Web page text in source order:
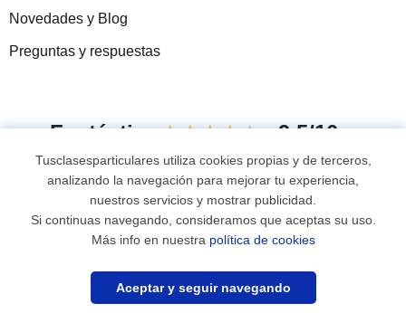
Recibe nuevos alumnos
Anunciarme 0
Novedades y Blog
Preguntas y respuestas
Fantástica★★★★★ 9,5/10
opiniones de alumnos
© 2007 - 2026 Tus clases particulares
Mapa web:Profesores particulares
Tusclasesparticulares utiliza cookies propias y de terceros,
analizando la navegación para mejorar tu experiencia,
nuestros servicios y mostrar publicidad.
Si continuas navegando, consideramos que aceptas su uso.
Más info en nuestra política de cookies
Aceptar y seguir navegando